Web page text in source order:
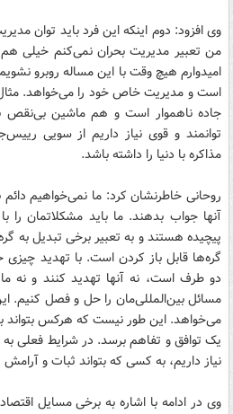
وی افزود: دوم اینکه این فرد باید توان
من تعبیر مدیریت بحران نمی‌کنم خیلی
امیدوارم هیچ وقت با این مساله روبرو
است و مدیریت خاص خود را می‌خواهد.
جاده ناهموار است و هم ماشین بی‌نقص
توانمند و قوی نیاز داریم از سویی
مذاکره با دنیا را داشته باشد.
روحانی خاطرنشان کرد:‌ ما نمی‌خواهیم دائم
آنها جواب بدهند. ما باید مشکلاتمان
پیچیده هستند و به تعبیر برخی تبدیل به
گره‌ها قابل باز کردن است. با تهدید
دو طرف است، نه آنها تهدید کنند و نه ما.
مسائل بین‌المللی‌مان را حل و فصل کنیم.
می‌خواهد. این طور نیست که هرکس بتواند
یک توافق و تفاهم برسد. در شرایط فعلی به
نیاز داریم، به کسی که بتواند ثبات و آرامش
وی در ادامه با اشاره به برخی مسایل